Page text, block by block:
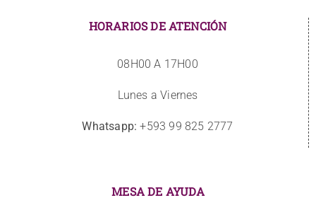
HORARIOS DE ATENCIÓN
08H00 A 17H00
Lunes a Viernes
Whatsapp: +593 99 825 2777
MESA DE AYUDA